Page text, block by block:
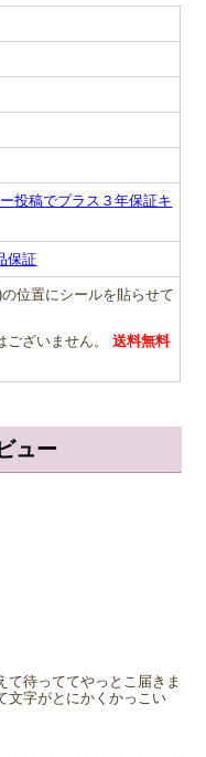
投稿でプラス３年保証キ
保証
位置にシールを貼らせて
ございません。送料無料
ュー
て待っててやっとこ届きま
文字がとにかくかっこい